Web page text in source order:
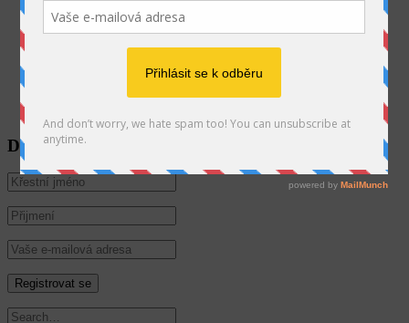
SEARCH
Jistebník 145
Dostávat novinky e-mailem